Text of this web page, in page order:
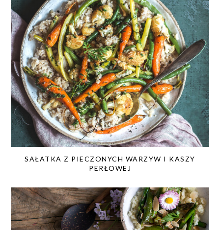
SAŁATKA Z PIECZONYCH WARZYW I KASZY
PERŁOWEJ